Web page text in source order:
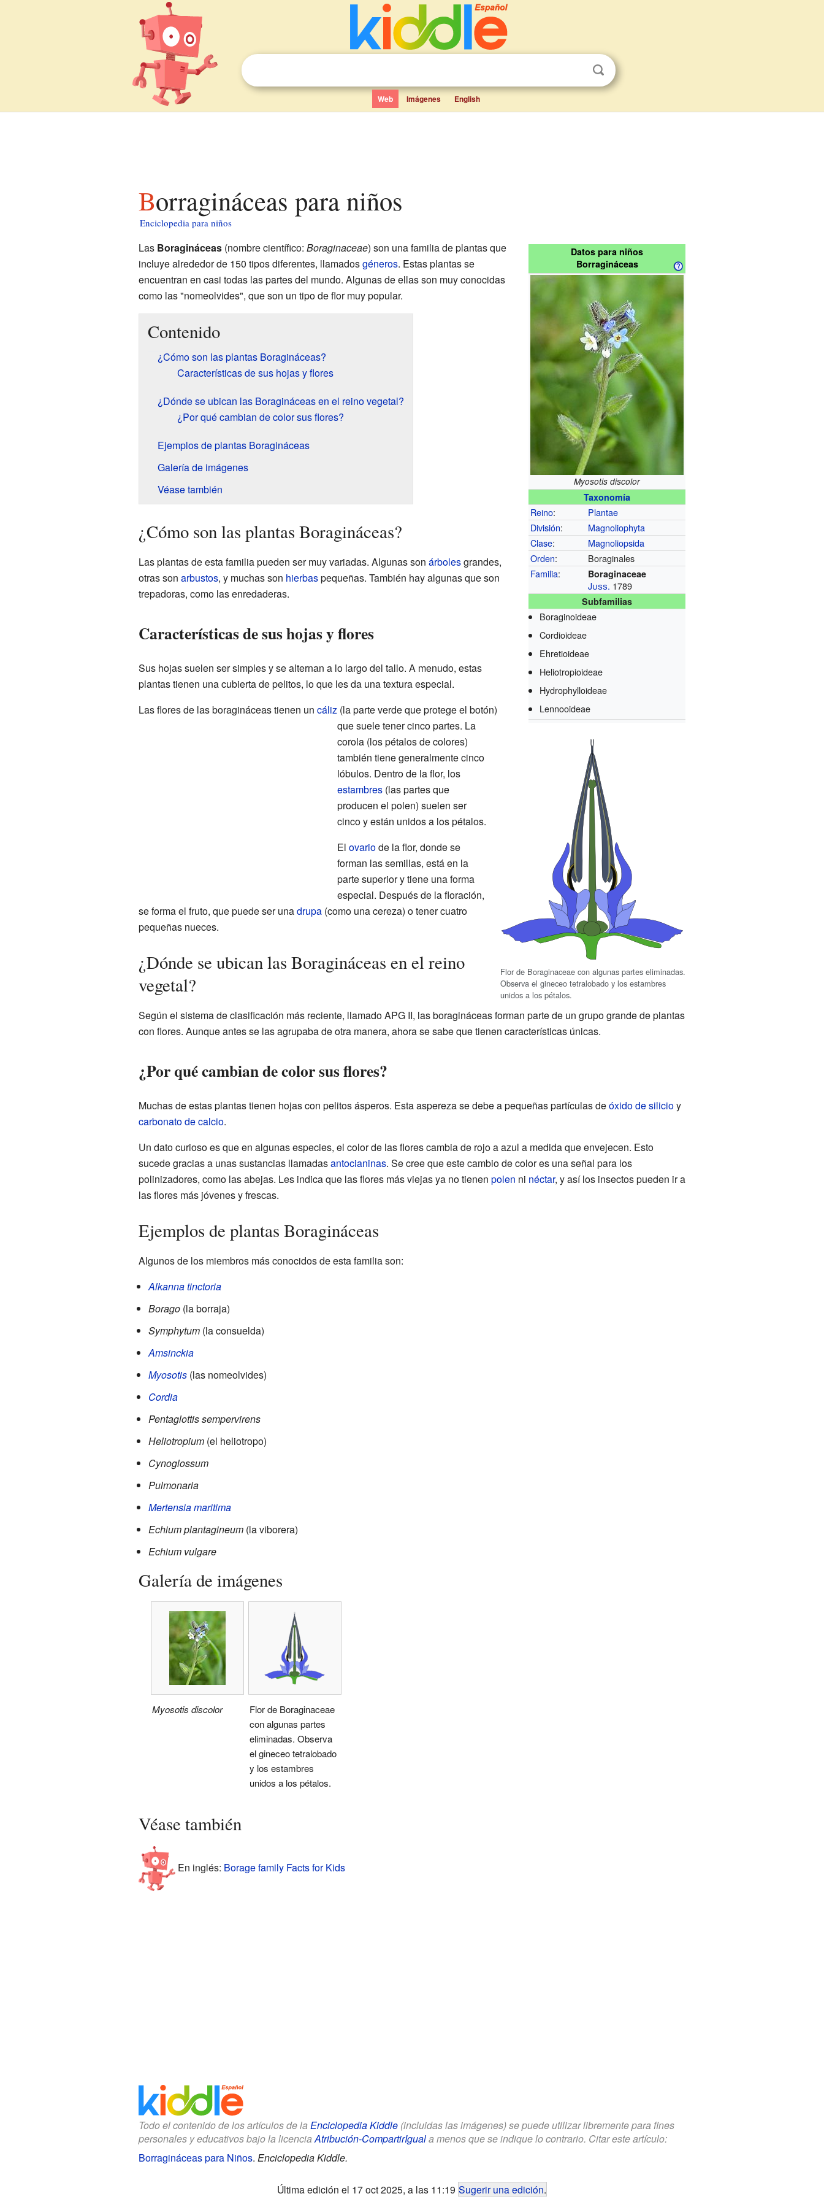
Web Imágenes English
Borragináceas para niños
Enciclopedia para niños
Datos para niños
Borragináceas
Myosotis discolor
Taxonomía
Reino:
Plantae
División:
Magnoliophyta
Clase:
Magnoliopsida
Orden:
Boraginales
Familia: Boraginaceae
Juss. 1789
Subfamilias
Boraginoideae
Cordioideae
Ehretioideae
Heliotropioideae
Hydrophylloideae
Lennooideae
Flor de Boraginaceae con algunas partes eliminadas.
Observa el gineceo tetralobado y los estambres
unidos a los pétalos.
Las Boragináceas(nombre científico: Boraginaceae) son una familia de plantas que
incluye alrededor de 150 tipos diferentes, llamadosgéneros. Estas plantas se
encuentran en casi todas las partes del mundo. Algunas de ellas son muy conocidas
como las "nomeolvides", que son un tipo de flor muy popular.
Contenido
¿Cómo son las plantas Boragináceas?
Características de sus hojas y flores
¿Dónde se ubican las Boragináceas en el reino vegetal?
¿Por qué cambian de color sus flores?
Ejemplos de plantas Boragináceas
Galería de imágenes
Véase también
¿Cómo son las plantas Boragináceas?
Las plantas de esta familia pueden ser muy variadas. Algunas son árbolesgrandes,
otras son arbustos, y muchas son hierbaspequeñas. También hay algunas que son
trepadoras, como las enredaderas.
Características de sus hojas y flores
Sus hojas suelen ser simples y se alternan a lo largo del tallo. A menudo, estas
plantas tienen una cubierta de pelitos, lo que les da una textura especial.
Las flores de las boragináceas tienen un cáliz(la parte verde que protege el botón)
que suele tener cinco partes. La
corola (los pétalos de colores)
también tiene generalmente cinco
lóbulos. Dentro de la flor, los
estambres(las partes que
producen el polen) suelen ser
cinco y están unidos a los pétalos.
El ovariode la flor, donde se
forman las semillas, está en la
parte superior y tiene una forma
especial. Después de la floración,
se forma el fruto, que puede ser unadrupa(como una cereza) o tener cuatro
pequeñas nueces.
¿Dónde se ubican las Boragináceas en el reino
vegetal?
Según el sistema de clasificación más reciente, llamado APG II, las boragináceas forman parte de un grupo grande de plantas
con flores. Aunque antes se las agrupaba de otra manera, ahora se sabe que tienen características únicas.
¿Por qué cambian de color sus flores?
Muchas de estas plantas tienen hojas con pelitos ásperos. Esta aspereza se debe a pequeñas partículas deóxido de silicioy
carbonato de calcio.
Un dato curioso es que en algunas especies, el color de las flores cambia de rojo a azul a medida que envejecen. Esto
sucede gracias a unas sustancias llamadasantocianinas. Se cree que este cambio de color es una señal para los
polinizadores, como las abejas. Les indica que las flores más viejas ya no tienen polen ni néctar, y así los insectos pueden ir a
las flores más jóvenes y frescas.
Ejemplos de plantas Boragináceas
Algunos de los miembros más conocidos de esta familia son:
Alkanna tinctoria
Borago(la borraja)
Symphytum(la consuelda)
Amsinckia
Myosotis(las nomeolvides)
Cordia
Pentaglottis sempervirens
Heliotropium(el heliotropo)
Cynoglossum
Pulmonaria
Mertensia maritima
Echium plantagineum(la viborera)
Echium vulgare
Galería de imágenes
Myosotis discolor
Flor de Boraginaceae
con algunas partes
eliminadas. Observa
el gineceo tetralobado
y los estambres
unidos a los pétalos.
Véase también
En inglés: Borage family Facts for Kids
Todo el contenido de los artículos de la Enciclopedia Kiddle(incluidas las imágenes) se puede utilizar libremente para fines
personales y educativos bajo la licencia Atribución-CompartirIguala menos que se indique lo contrario. Citar este artículo:
Borragináceas para Niños. Enciclopedia Kiddle.
Última edición el 17 oct 2025, a las 11:19 Sugerir una edición.